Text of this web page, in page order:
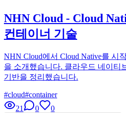
NHN Cloud - Cloud
컨테이너 기술
NHN Cloud에서 Cloud Native를 시
을 소개했습니다. 클라우드 네이티
기반을 정리했습니다.
#cloud#container
21
0 0